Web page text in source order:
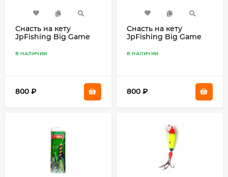
Снасть на кету
JpFishing Big Game
поплавок, буракури
В НАЛИЧИИ
800 ₽
Снасть на кету
JpFishing Big Game
поплавок, булер
В НАЛИЧИИ
800 ₽